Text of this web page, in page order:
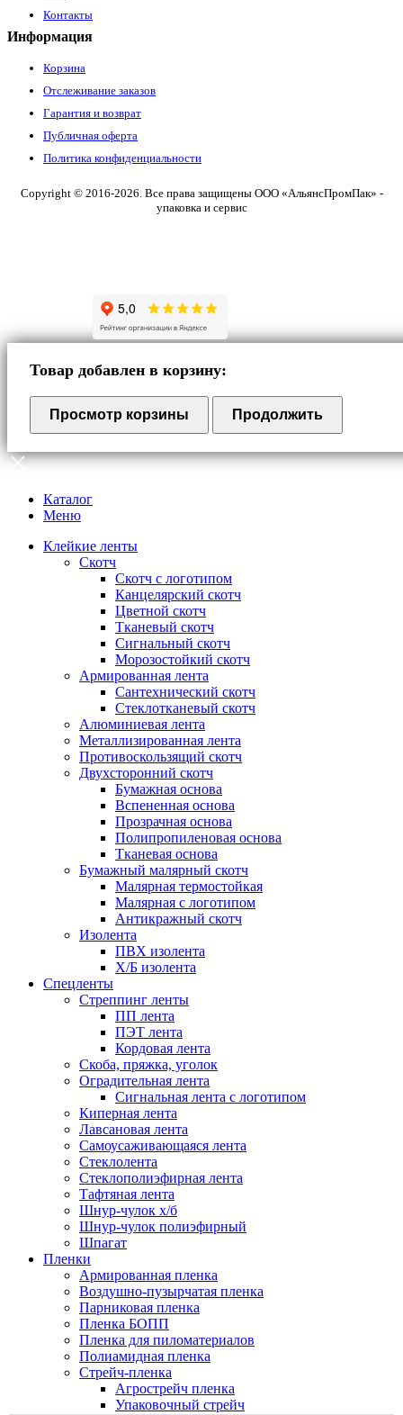
Контакты
Информация
Корзина
Отслеживание заказов
Гарантия и возврат
Публичная оферта
Политика конфиденциальности
Copyright © 2016-2026. Все права защищены ООО «АльянсПромПак» -
упаковка и сервис
Товар добавлен в корзину:
Просмотр корзины Продолжить
Каталог
Меню
Клейкие ленты
Скотч
Скотч с логотипом
Канцелярский скотч
Цветной скотч
Тканевый скотч
Сигнальный скотч
Морозостойкий скотч
Армированная лента
Сантехнический скотч
Стеклотканевый скотч
Алюминиевая лента
Металлизированная лента
Противоскользящий скотч
Двухсторонний скотч
Бумажная основа
Вспененная основа
Прозрачная основа
Полипропиленовая основа
Тканевая основа
Бумажный малярный скотч
Малярная термостойкая
Малярная с логотипом
Антикражный скотч
Изолента
ПВХ изолента
Х/Б изолента
Спецленты
Стреппинг ленты
ПП лента
ПЭТ лента
Кордовая лента
Скоба, пряжка, уголок
Оградительная лента
Сигнальная лента с логотипом
Киперная лента
Лавсановая лента
Самоусаживающаяся лента
Стеклолента
Стеклополиэфирная лента
Тафтяная лента
Шнур-чулок х/б
Шнур-чулок полиэфирный
Шпагат
Пленки
Армированная пленка
Воздушно-пузырчатая пленка
Парниковая пленка
Пленка БОПП
Пленка для пиломатериалов
Полиамидная пленка
Стрейч-пленка
Агрострейч пленка
Упаковочный стрейч